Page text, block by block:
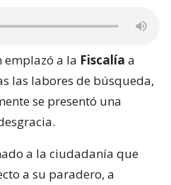
emplazó a la Fiscalía a
las labores de búsqueda,
se presentó una
a la ciudadanía que
a su paradero, a